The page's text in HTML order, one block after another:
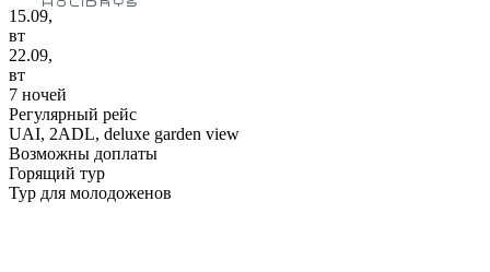
15.09,
вт
22.09,
вт
7 ночей
Регулярный рейс
UAI, 2ADL, deluxe garden view
Возможны доплаты
Горящий тур
Тур для молодоженов